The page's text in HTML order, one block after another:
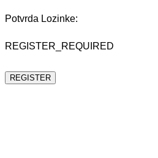
Potvrda Lozinke:
REGISTER_REQUIRED
REGISTER